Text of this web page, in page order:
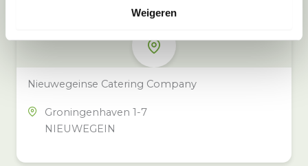
Weigeren
ook in jouw buurt.
Nieuwegeinse Catering Company
Groningenhaven 1-7
NIEUWEGEIN